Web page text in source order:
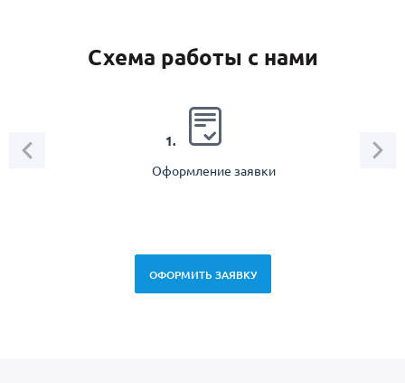
Схема работы с нами
1.
Оформление заявки
ОФОРМИТЬ ЗАЯВКУ